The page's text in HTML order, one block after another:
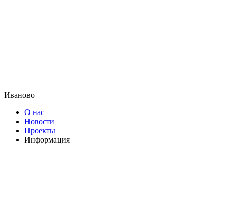
Иваново
О нас
Новости
Проекты
Информация